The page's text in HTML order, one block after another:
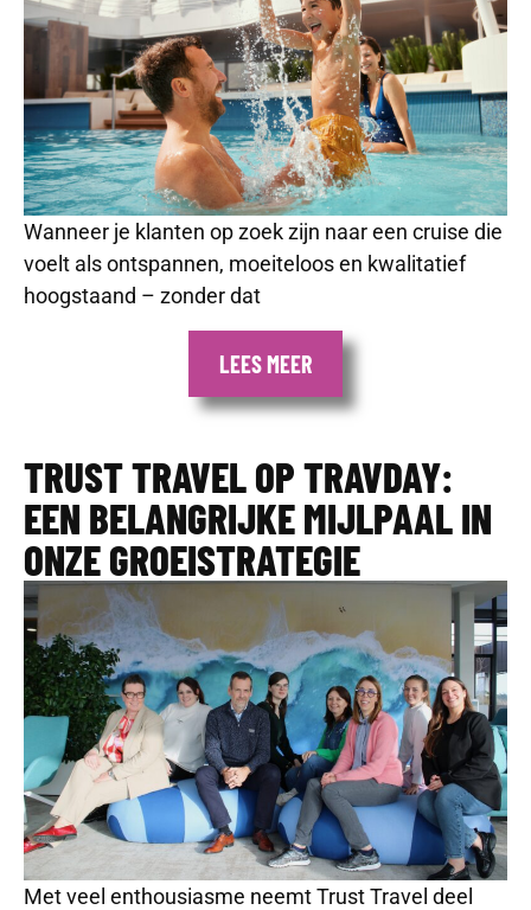
Wanneer je klanten op zoek zijn naar een cruise die
voelt als ontspannen, moeiteloos en kwalitatief
hoogstaand – zonder dat
LEES MEER
TRUST TRAVEL OP TRAVDAY:
EEN BELANGRIJKE MIJLPAAL IN
ONZE GROEISTRATEGIE
Met veel enthousiasme neemt Trust Travel deel